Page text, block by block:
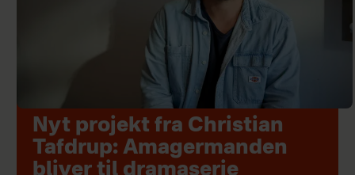
Nyt projekt fra Christian
Tafdrup: Amagermanden
bliver til dramaserie